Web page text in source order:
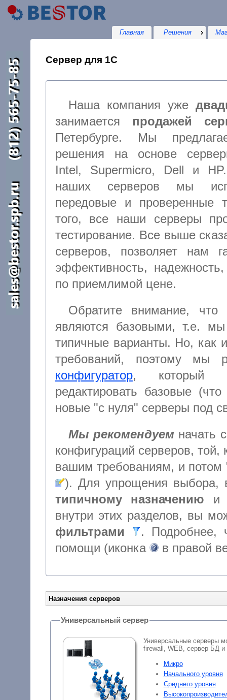
Главная Решения
Сервер для 1С
Наша компания уже
занимается продажей
Петербурге. Мы
решения на основе
Intel, Supermicro, Dell и
наших серверов мы
передовые и проверенные технологии, кроме
того, все наши серверы проходят тщательное предварительное
тестирование. Все выше
серверов, позволяет нам
эффективность,
по приемлимой цене.
Обратите внимание, что
являются базовыми, т.е. мы
типичные варианты. Но, как известно, сколько клиентов, столько и
конфигуратор, который позволяет вам самостоятельно
редактировать базовые (что
новые "с
Мы рекомендуемначать
конфигураций серверов, той, которая наиболее точно соответствует
типичному назначению
внутри этих разделов, вы
фильтрами
. Подробнее,
помощи (иконка
в правой
Назначения серверов
Универсальный сервер
Универсальные серверы
firewall, WEB, сервер БД и
Микро
Начального уровня
Среднего уровня